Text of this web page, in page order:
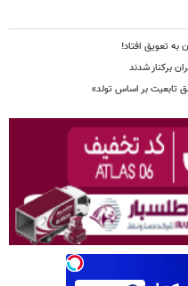
تعویق افتاد!
تابعیت بر اساس تولد»